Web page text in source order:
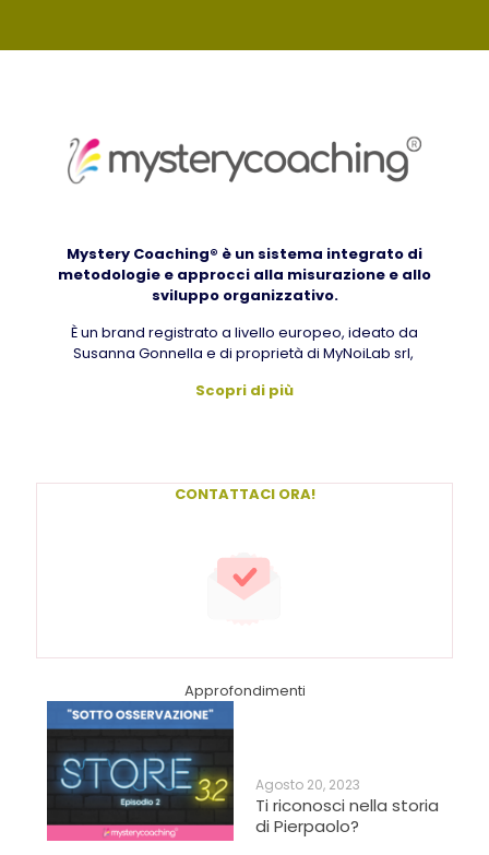
Approfondimenti
Agosto 20, 2023
Ti riconosci nella storia
di Pierpaolo?
Mystery Coaching® è un sistema integrato di
metodologie e approcci alla misurazione e allo
sviluppo organizzativo.
È un brand registrato a livello europeo, ideato da
Susanna Gonnella e di proprietà di MyNoiLab srl,
Scopri di più
CONTATTACI ORA!